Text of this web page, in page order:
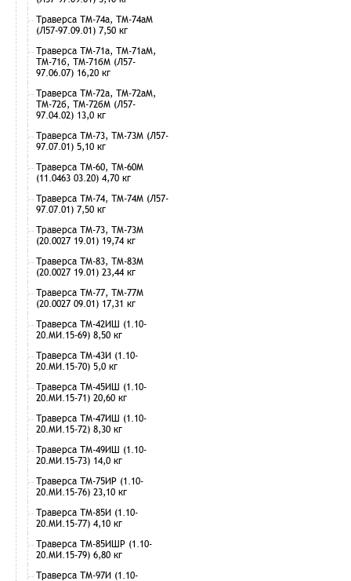
Траверса ТМ-74а, ТМ-74аМ
(Л57-97.09.01) 7,50 кг
Траверса ТМ-71а, ТМ-71аМ,
ТМ-71б, ТМ-71бМ (Л57-
97.06.07) 16,20 кг
Траверса ТМ-72а, ТМ-72аМ,
ТМ-72б, ТМ-72бМ (Л57-
97.04.02) 13,0 кг
Траверса ТМ-73, ТМ-73М (Л57-
97.07.01) 5,10 кг
Траверса ТМ-60, ТМ-60М
(11.0463 03.20) 4,70 кг
Траверса ТМ-74, ТМ-74М (Л57-
97.07.01) 7,50 кг
Траверса ТМ-73, ТМ-73М
(20.0027 19.01) 19,74 кг
Траверса ТМ-83, ТМ-83М
(20.0027 19.01) 23,44 кг
Траверса ТМ-77, ТМ-77М
(20.0027 09.01) 17,31 кг
Траверса ТМ-42ИШ (1.10-
20.МИ.15-69) 8,50 кг
Траверса ТМ-43И (1.10-
20.МИ.15-70) 5,0 кг
Траверса ТМ-45ИШ (1.10-
20.МИ.15-71) 20,60 кг
Траверса ТМ-47ИШ (1.10-
20.МИ.15-72) 8,30 кг
Траверса ТМ-49ИШ (1.10-
20.МИ.15-73) 14,0 кг
Траверса ТМ-75ИР (1.10-
20.МИ.15-76) 23,10 кг
Траверса ТМ-85И (1.10-
20.МИ.15-77) 4,10 кг
Траверса ТМ-85ИШР (1.10-
20.МИ.15-79) 6,80 кг
Траверса ТМ-97И (1.10-